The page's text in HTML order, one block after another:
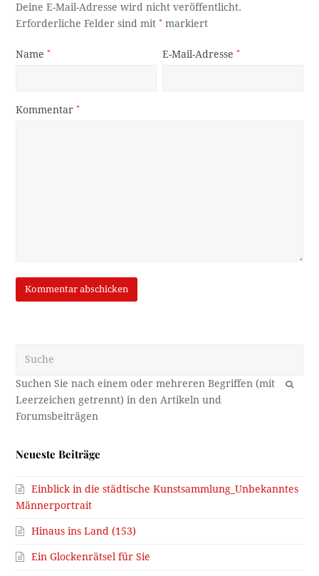
Deine E-Mail-Adresse wird nicht veröffentlicht.
Erforderliche Felder sind mit* markiert
Name* E-Mail-Adresse*
Kommentar*
OK
Neueste Beiträge
Einblick in die städtische Kunstsammlung_Unbekanntes
Männerportrait
Hinaus ins Land (153)
Ein Glockenrätsel für Sie